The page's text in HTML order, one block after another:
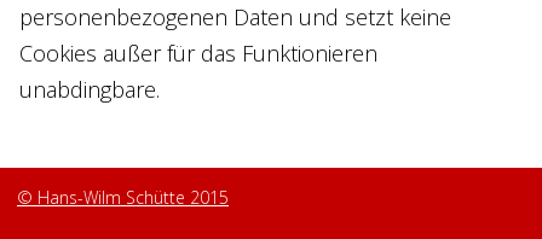
personenbezogenen Daten und setzt keine
Cookies außer für das Funktionieren
unabdingbare.
© Hans-Wilm Schütte 2015